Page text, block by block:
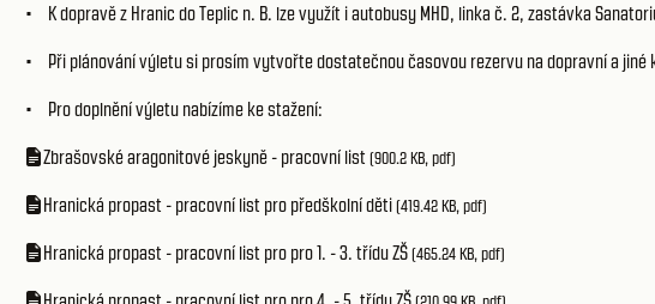
• K dopravě z Hranic do Teplic n. B. lze využít i autobusy MHD, linka č. 2, zastávka
• Při plánování výletu si prosím vytvořte dostatečnou časovou rezervu na dopravní a jiné
• Pro doplnění výletu nabízíme ke stažení:
Zbrašovské aragonitové jeskyně - pracovní list (900.2 KB, pdf)
Hranická propast - pracovní list pro předškolní děti(419.42 KB, pdf)
Hranická propast - pracovní list pro pro 1. - 3. třídu ZŠ(465.24 KB, pdf)